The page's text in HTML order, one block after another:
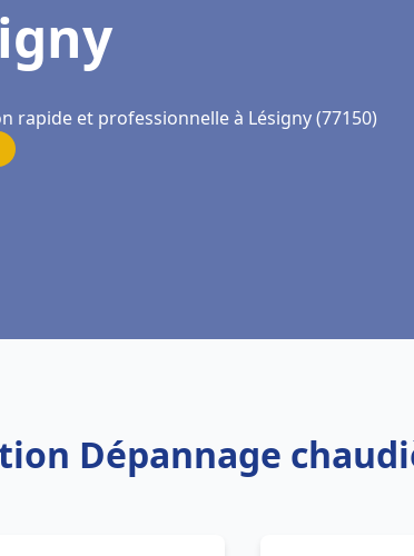
rapide et professionnelle à Lésigny (77150)
Dépannage